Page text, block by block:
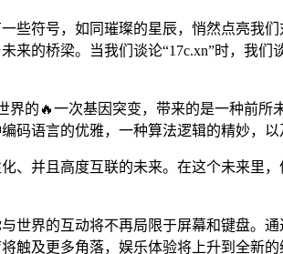
些符号，如同璀璨的星辰，悄然点亮我
来的桥梁。当我们谈论“17c.xn”时，我
界的🔥一次基因突变，带来的是一种前
码语言的优雅，一种算法逻辑的精妙，以
、并且高度互联的未来。在这个未来里
世界的互动将不再局限于屏幕和键盘。
触及更多角落，娱乐体验将上升到全新的